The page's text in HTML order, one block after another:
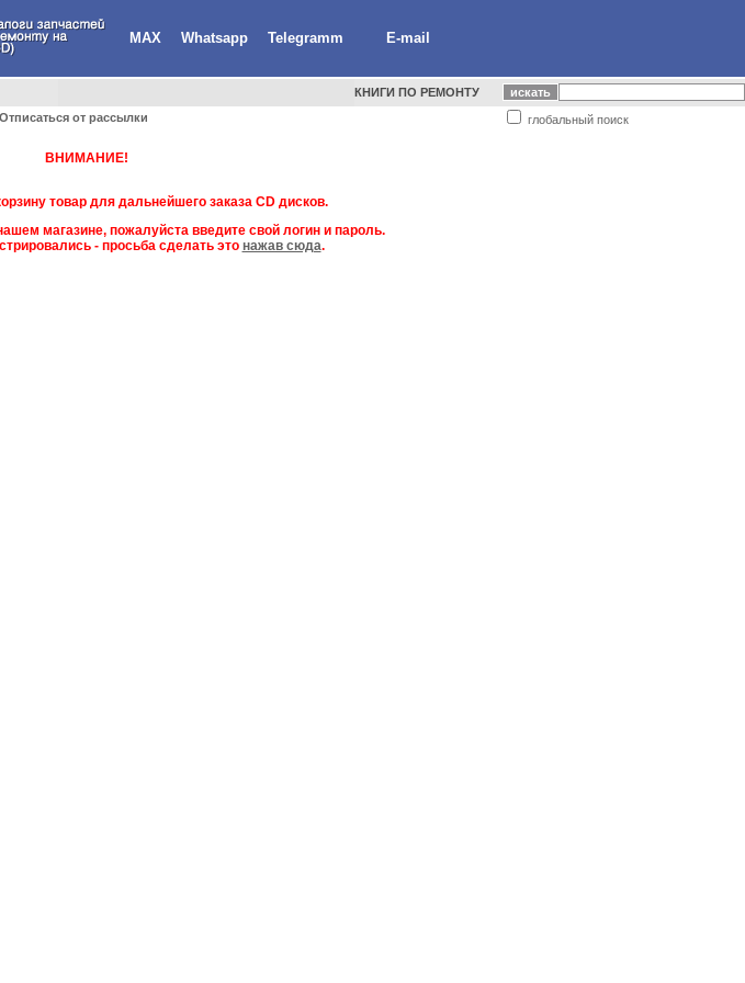
MAX Whatsapp Telegramm E-mail
КНИГИ ПО РЕМОНТУ
глобальный поиск
Отписаться от рассылки
ВНИМАНИЕ!
товар для дальнейшего заказа CD дисков.
магазине, пожалуйста введите свой логин и пароль.
- просьба сделать это нажав сюда.